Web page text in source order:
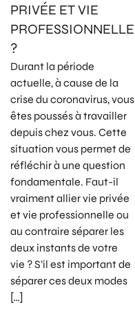
PRIVÉE ET VIE
PROFESSIONNELLE
?
Durant la période
actuelle, à cause de la
crise du coronavirus, vous
êtes poussés à travailler
depuis chez vous. Cette
situation vous permet de
réfléchir à une question
fondamentale. Faut-il
vraiment allier vie privée
et vie professionnelle ou
au contraire séparer les
deux instants de votre
vie ? S’il est important de
séparer ces deux modes
[…]